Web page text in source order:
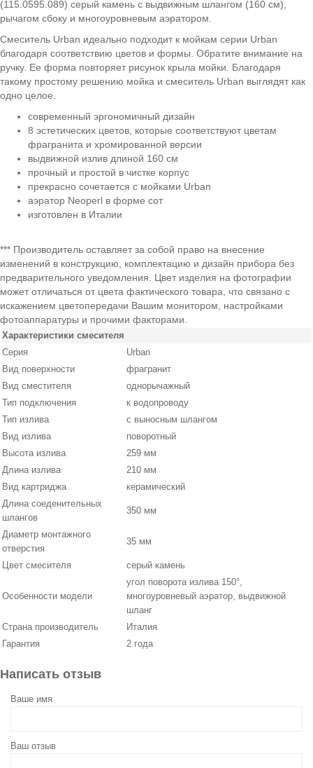
(115.0595.089) серый камень с выдвижным шлангом (160 см),
рычагом сбоку и многоуровневым аэратором.
Смеситель Urban идеально подходит к мойкам серии Urban
благодаря соответствию цветов и формы. Обратите внимание на
ручку. Ее форма повторяет рисунок крыла мойки. Благодаря
такому простому решению мойка и смеситель Urban выглядят как
одно целое.
современный эргономичный дизайн
8 эстетических цветов, которые соответствуют цветам
фрагранита и хромированной версии
выдвижной излив длиной 160 см
прочный и простой в чистке корпус
прекрасно сочетается с мойками Urban
аэратор Neoperl в форме сот
изготовлен в Италии
*** Производитель оставляет за собой право на внесение
изменений в конструкцию, комплектацию и дизайн прибора без
предварительного уведомления. Цвет изделия на фотографии
может отличаться от цвета фактического товара, что связано с
искажением цветопередачи Вашим монитором, настройками
фотоаппаратуры и прочими факторами.
Характеристики смесителя
Серия
Urban
Вид поверхности
фрагранит
Вид сместителя
однорычажный
Тип подключения
к водопроводу
Тип излива
с выносным шлангом
Вид излива
поворотный
Высота излива
259 мм
Длина излива
210 мм
Вид картриджа
керамический
Длина соеденительных
шлангов
350 мм
Диаметр монтажного
отверстия
35 мм
Цвет смесителя серый камень
Особенности модели
угол поворота излива 150°,
многоуровневый аэратор, выдвижной
шланг
Страна производитель
Италия
Гарантия
2 года
Написать отзыв
Ваше имя
Ваш отзыв